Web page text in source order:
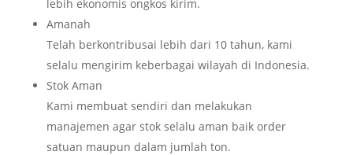
lebih ekonomis ongkos kirim.
Amanah
Telah berkontribusai lebih dari 10 tahun, kami
selalu mengirim keberbagai wilayah di Indonesia.
Stok Aman
Kami membuat sendiri dan melakukan
manajemen agar stok selalu aman baik order
satuan maupun dalam jumlah ton.